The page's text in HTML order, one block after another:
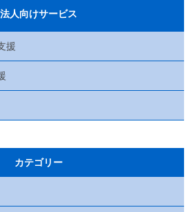
法人向けサービス
援
カテゴリー